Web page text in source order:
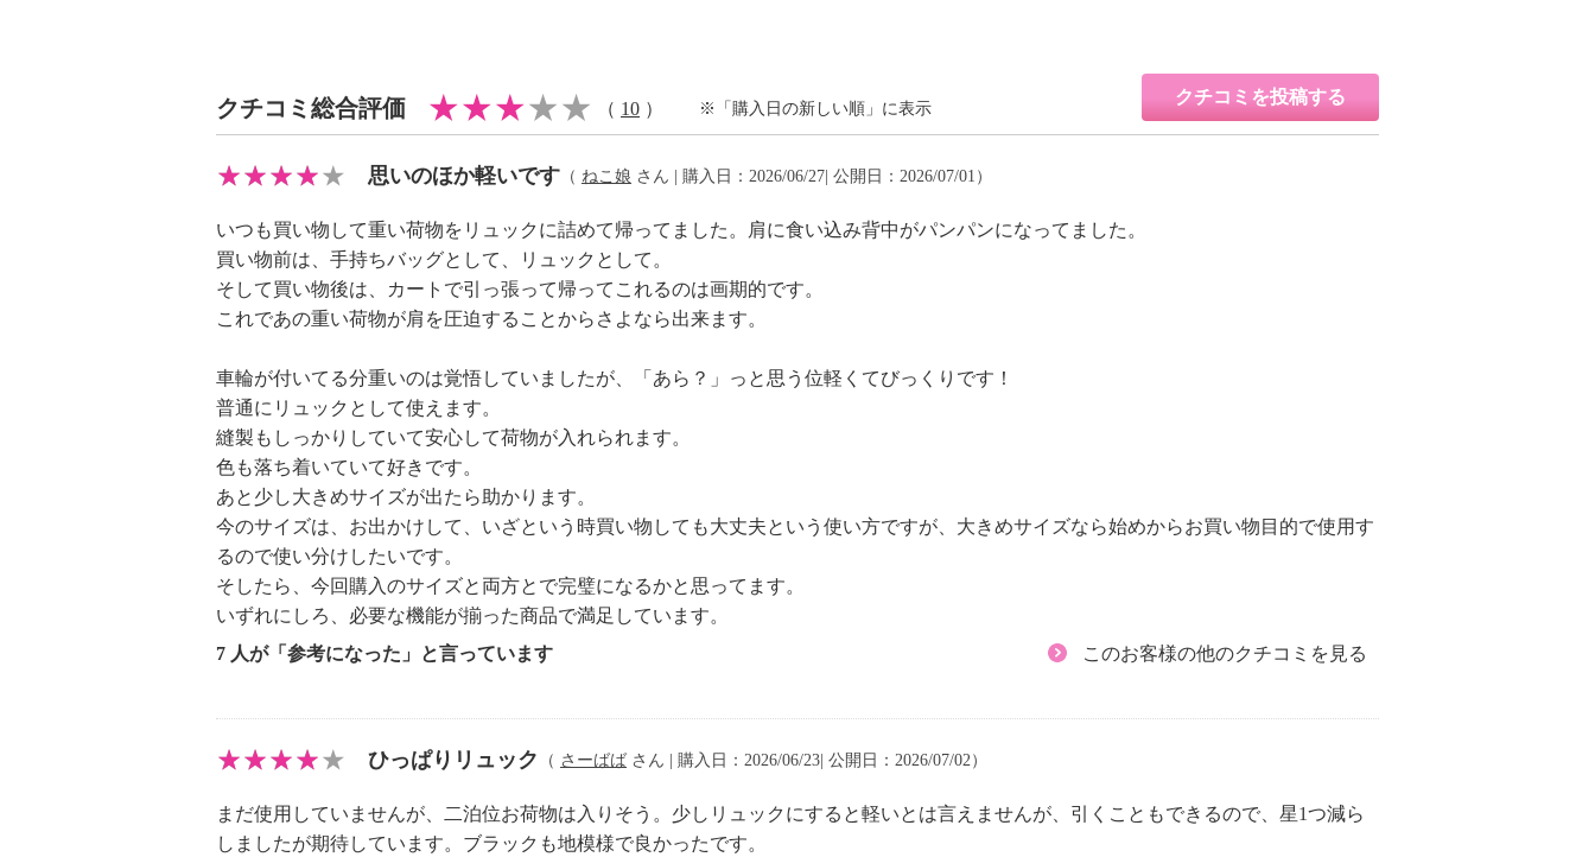
・リュックストラップ：約５７．５〜７０．５ｃｍ
・Ａ４サイズ：可
・約１２３０ｇ
【使用上の注意】
・歩行を補助するための歩行補助車ではありません
・本体容量：約１９リットル
・耐荷重量：８ｋｇ
【原産国（地）】
・中国製
クチコミ総合評価 （ 10 ）
クチコミを投稿する
※「購入日の新しい順」に表示
思いのほか軽いです （ ねこ娘 さん | 購入日：2026/06/27| 公開日：2026/07/01）
いつも買い物して重い荷物をリュックに詰めて帰ってました。肩に食い込み背中がパンパンになってました。
買い物前は、手持ちバッグとして、リュックとして。
そして買い物後は、カートで引っ張って帰ってこれるのは画期的です。
これであの重い荷物が肩を圧迫することからさよなら出来ます。
車輪が付いてる分重いのは覚悟していましたが、「あら？」っと思う位軽くてびっくりです！
普通にリュックとして使えます。
縫製もしっかりしていて安心して荷物が入れられます。
色も落ち着いていて好きです。
あと少し大きめサイズが出たら助かります。
今のサイズは、お出かけして、いざという時買い物しても大丈夫という使い方ですが、大きめサイズなら始めからお買い物目的で使用す
るので使い分けしたいです。
そしたら、今回購入のサイズと両方とで完璧になるかと思ってます。
いずれにしろ、必要な機能が揃った商品で満足しています。
7 人が「参考になった」と言っています
このお客様の他のクチコミを見る
ひっぱりリュック （ さーばば さん | 購入日：2026/06/23| 公開日：2026/07/02）
まだ使用していませんが、二泊位お荷物は入りそう。少しリュックにすると軽いとは言えませんが、引くこともできるので、星1つ減ら
しましたが期待しています。ブラックも地模様で良かったです。